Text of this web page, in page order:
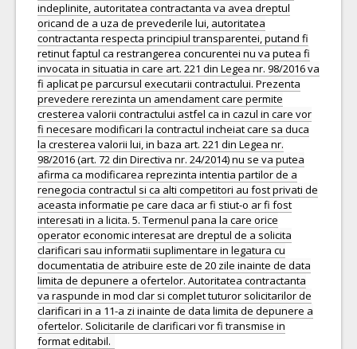
indeplinite, autoritatea contractanta va avea dreptul
oricand de a uza de prevederile lui, autoritatea
contractanta respecta principiul transparentei, putand fi
retinut faptul ca restrangerea concurentei nu va putea fi
invocata in situatia in care art. 221 din Legea nr. 98/2016 va
fi aplicat pe parcursul executarii contractului. Prezenta
prevedere rerezinta un amendament care permite
cresterea valorii contractului astfel ca in cazul in care vor
fi necesare modificari la contractul incheiat care sa duca
la cresterea valorii lui, in baza art. 221 din Legea nr.
98/2016 (art. 72 din Directiva nr. 24/2014) nu se va putea
afirma ca modificarea reprezinta intentia partilor de a
renegocia contractul si ca alti competitori au fost privati de
aceasta informatie pe care daca ar fi stiut-o ar fi fost
interesati in a licita. 5. Termenul pana la care orice
operator economic interesat are dreptul de a solicita
clarificari sau informatii suplimentare in legatura cu
documentatia de atribuire este de 20 zile inainte de data
limita de depunere a ofertelor. Autoritatea contractanta
va raspunde in mod clar si complet tuturor solicitarilor de
clarificari in a 11-a zi inainte de data limita de depunere a
ofertelor. Solicitarile de clarificari vor fi transmise in
format editabil.